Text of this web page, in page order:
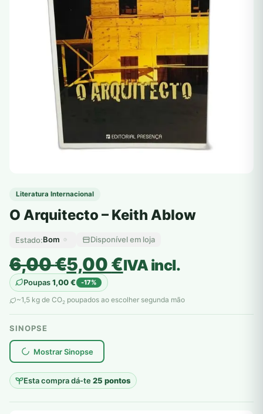
Literatura Internacional
O Arquitecto – Keith Ablow
Estado:Bom Disponível em loja
6,00€
O
preço
original
era:
6,00 €.
5,00€
O
preço
atual
é:
5,00 €.
IVA incl.
Poupas1,00€ -17%
~1,5 kg de CO2 poupados ao escolher segunda mão
SINOPSE
Mostrar Sinopse
Esta compra dá-te25 pontos
plantar árvores reais